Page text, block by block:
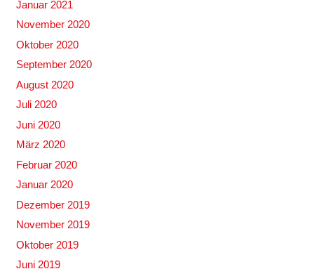
Januar 2021
November 2020
Oktober 2020
September 2020
August 2020
Juli 2020
Juni 2020
März 2020
Februar 2020
Januar 2020
Dezember 2019
November 2019
Oktober 2019
Juni 2019